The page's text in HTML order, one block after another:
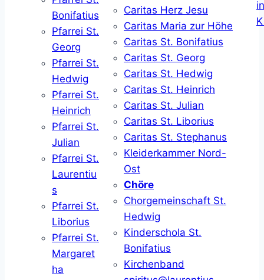
Bonifatius
Pfarrei St.
Georg
Pfarrei St.
Hedwig
Pfarrei St.
Heinrich
Pfarrei St.
Julian
Pfarrei St.
Laurentiu
s
Pfarrei St.
Liborius
Pfarrei St.
Margaret
ha
Caritas Herz Jesu
Caritas Maria zur Höhe
Caritas St. Bonifatius
Caritas St. Georg
Caritas St. Hedwig
Caritas St. Heinrich
Caritas St. Julian
Caritas St. Liborius
Caritas St. Stephanus
Kleiderkammer Nord-
Ost
Chöre
Chorgemeinschaft St.
Hedwig
Kinderschola St.
Bonifatius
Kirchenband